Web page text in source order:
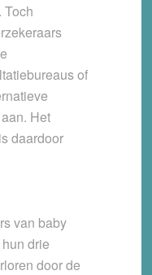
Toch
of
Het
daardoor
van baby
drie
door de